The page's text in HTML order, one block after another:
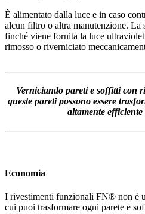
È alimentato dalla luce e in caso
alcun filtro o altra manutenzione. La
finché viene fornita la luce
rimosso o riverniciato
Verniciando pareti e soffitti con
queste pareti possono essere
altamente efficiente
Economia
I rivestimenti funzionali FN® non è
cui puoi trasformare ogni parete e